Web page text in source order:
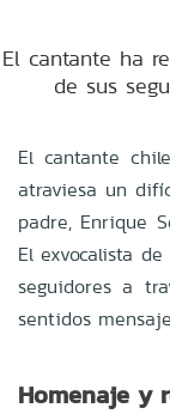
El cantante ha
de sus
El cantante
atraviesa un
padre, Enrique
El exvocalista de
seguidores a
sentidos
Homenaje y